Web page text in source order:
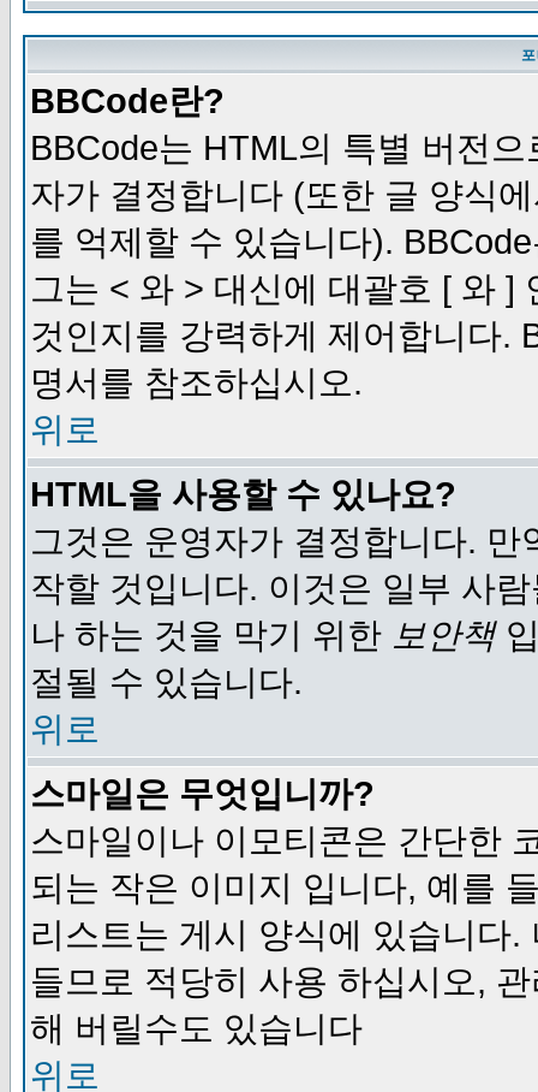
BBCode란?
BBCode는 HTML의 특별 버전
자가 결정합니다 (또한 글 양식
를 억제할 수 있습니다).
그는 < 와 > 대신에 대괄호 [ 와 ]
것인지를 강력하게 제어합니다.
명서를 참조하십시오.
위로
HTML을 사용할 수 있나요?
그것은 운영자가 결정합니다.
작할 것입니다. 이것은 일부 사
나 하는 것을 막기 위한 보안책
절될 수 있습니다.
위로
스마일은 무엇입니까?
스마일이나 이모티콘은 간단한
되는 작은 이미지 입니다, 예를
리스트는 게시 양식에 있습니다
들므로 적당히 사용 하십시오,
해 버릴수도 있습니다
위로